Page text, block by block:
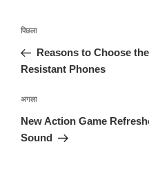
पोस्ट
पिछला
पोस्ट:
पिछला
Reasons to Choose
Resistant Phones
अगली
पोस्ट
अगला
New Action Game
Sound